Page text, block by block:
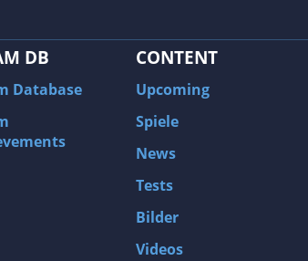
DB
Database
CONTENT
Upcoming
Spiele
News
Tests
Bilder
Videos